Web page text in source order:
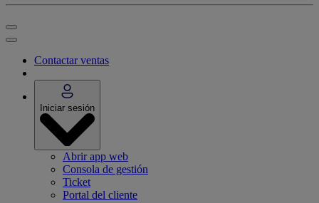
Contactar ventas
Iniciar sesión
Abrir app web
Consola de gestión
Ticket
Portal del cliente